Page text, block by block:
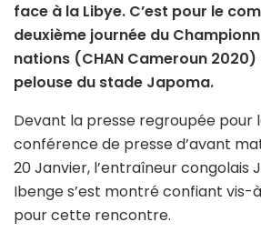
face à la Libye. C’est pour le
deuxième journée du
nations (CHAN Cameroun 2020)
pelouse du stade Japoma.
Devant la presse regroupée pour
conférence de presse d’avant
20 Janvier, l’entraîneur congolais
Ibenge s’est montré confiant vis-
pour cette rencontre.